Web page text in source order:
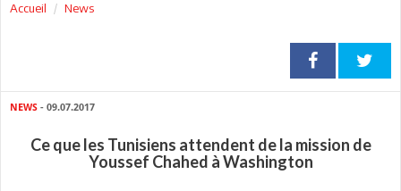
Accueil News
NEWS - 09.07.2017
Ce que les Tunisiens attendent de la mission de
Youssef Chahed à Washington